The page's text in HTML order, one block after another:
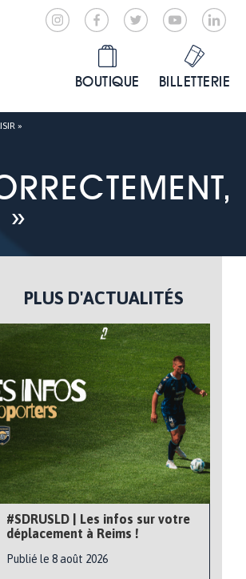
BOUTIQUE BILLETTERIE
»
»
PLUS D'ACTUALITÉS
#SDRUSLD | Les infos sur votre
déplacement à Reims !
Publié le 8 août 2026